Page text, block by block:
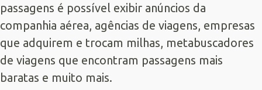
passagens é possível exibir anúncios da
companhia aérea, agências de viagens, empresas
que adquirem e trocam milhas, metabuscadores
de viagens que encontram passagens mais
baratas e muito mais.